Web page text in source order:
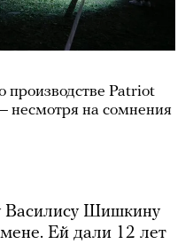
производстве Patriot
несмотря на сомнения
Василису Шишкину
Ей дали 12 лет